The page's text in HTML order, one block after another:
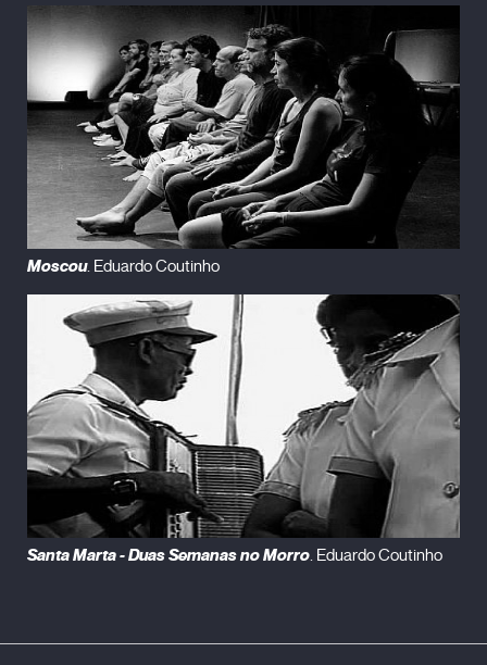
Moscou. Eduardo Coutinho
Santa Marta - Duas Semanas no Morro . Eduardo Coutinho